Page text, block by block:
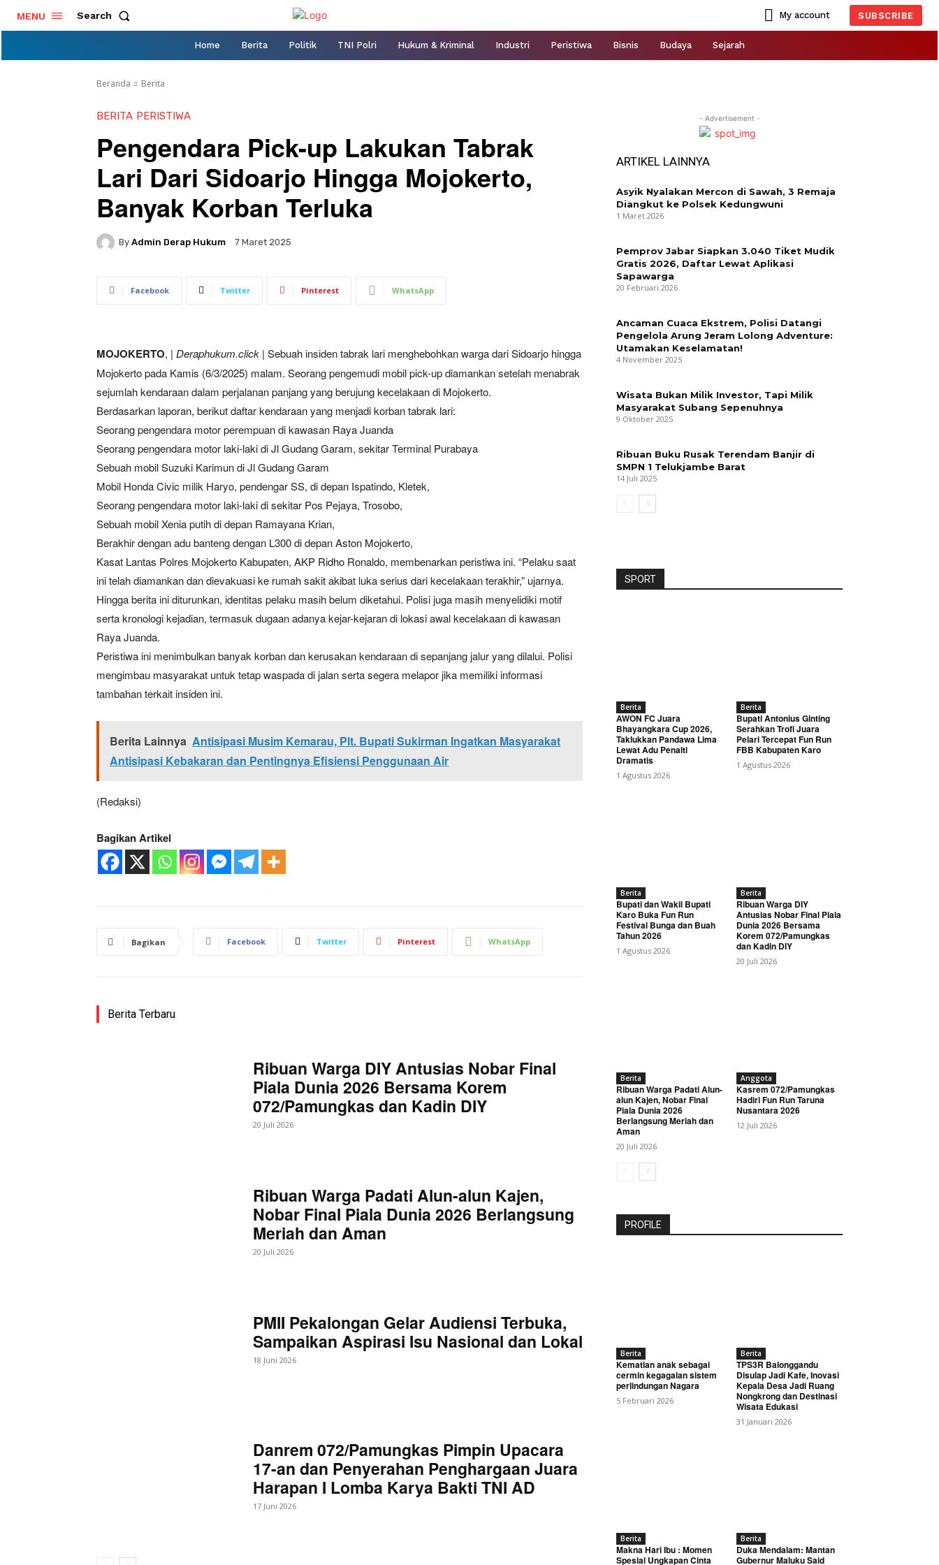
MENU Search My account SUBSCRIBE
Home Berita Politik TNI Polri Hukum & Kriminal Industri Peristiwa Bisnis Budaya Sejarah
Beranda Berita
BERITA PERISTIWA
Pengendara Pick-up Lakukan Tabrak
Lari Dari Sidoarjo Hingga Mojokerto,
Banyak Korban Terluka
By Admin Derap Hukum 7 Maret 2025
Facebook Twitter Pinterest WhatsApp
MOJOKERTO, | Deraphukum.click | Sebuah insiden tabrak lari menghebohkan warga dari Sidoarjo hingga
Mojokerto pada Kamis (6/3/2025) malam. Seorang pengemudi mobil pick-up diamankan setelah menabrak
sejumlah kendaraan dalam perjalanan panjang yang berujung kecelakaan di Mojokerto.
Berdasarkan laporan, berikut daftar kendaraan yang menjadi korban tabrak lari:
Seorang pengendara motor perempuan di kawasan Raya Juanda
Seorang pengendara motor laki-laki di Jl Gudang Garam, sekitar Terminal Purabaya
Sebuah mobil Suzuki Karimun di Jl Gudang Garam
Mobil Honda Civic milik Haryo, pendengar SS, di depan Ispatindo, Kletek,
Seorang pengendara motor laki-laki di sekitar Pos Pejaya, Trosobo,
Sebuah mobil Xenia putih di depan Ramayana Krian,
Berakhir dengan adu banteng dengan L300 di depan Aston Mojokerto,
Kasat Lantas Polres Mojokerto Kabupaten, AKP Ridho Ronaldo, membenarkan peristiwa ini. “Pelaku saat
ini telah diamankan dan dievakuasi ke rumah sakit akibat luka serius dari kecelakaan terakhir,” ujarnya.
Hingga berita ini diturunkan, identitas pelaku masih belum diketahui. Polisi juga masih menyelidiki motif
serta kronologi kejadian, termasuk dugaan adanya kejar-kejaran di lokasi awal kecelakaan di kawasan
Raya Juanda.
Peristiwa ini menimbulkan banyak korban dan kerusakan kendaraan di sepanjang jalur yang dilalui. Polisi
mengimbau masyarakat untuk tetap waspada di jalan serta segera melapor jika memiliki informasi
tambahan terkait insiden ini.
Berita Lainnya Antisipasi Musim Kemarau, Plt. Bupati Sukirman Ingatkan Masyarakat
Antisipasi Kebakaran dan Pentingnya Efisiensi Penggunaan Air
(Redaksi)
Bagikan Artikel
Bagikan Facebook Twitter Pinterest WhatsApp
Berita Terbaru
Ribuan Warga DIY Antusias Nobar Final
Piala Dunia 2026 Bersama Korem
072/Pamungkas dan Kadin DIY
20 Juli 2026
Ribuan Warga Padati Alun-alun Kajen,
Nobar Final Piala Dunia 2026 Berlangsung
Meriah dan Aman
20 Juli 2026
PMII Pekalongan Gelar Audiensi Terbuka,
Sampaikan Aspirasi Isu Nasional dan Lokal
18 Juni 2026
Danrem 072/Pamungkas Pimpin Upacara
17-an dan Penyerahan Penghargaan Juara
Harapan I Lomba Karya Bakti TNI AD
17 Juni 2026
- Advertisement -
ARTIKEL LAINNYA
Asyik Nyalakan Mercon di Sawah, 3 Remaja
Diangkut ke Polsek Kedungwuni
1 Maret 2026
Pemprov Jabar Siapkan 3.040 Tiket Mudik
Gratis 2026, Daftar Lewat Aplikasi
Sapawarga
20 Februari 2026
Ancaman Cuaca Ekstrem, Polisi Datangi
Pengelola Arung Jeram Lolong Adventure:
Utamakan Keselamatan!
4 November 2025
Wisata Bukan Milik Investor, Tapi Milik
Masyarakat Subang Sepenuhnya
9 Oktober 2025
Ribuan Buku Rusak Terendam Banjir di
SMPN 1 Telukjambe Barat
14 Juli 2025
SPORT
Berita
AWON FC Juara
Bhayangkara Cup 2026,
Taklukkan Pandawa Lima
Lewat Adu Penalti
Dramatis
1 Agustus 2026
Berita
Bupati Antonius Ginting
Serahkan Trofi Juara
Pelari Tercepat Fun Run
FBB Kabupaten Karo
1 Agustus 2026
Berita
Bupati dan Wakil Bupati
Karo Buka Fun Run
Festival Bunga dan Buah
Tahun 2026
1 Agustus 2026
Berita
Ribuan Warga DIY
Antusias Nobar Final Piala
Dunia 2026 Bersama
Korem 072/Pamungkas
dan Kadin DIY
20 Juli 2026
Berita
Ribuan Warga Padati Alun-
alun Kajen, Nobar Final
Piala Dunia 2026
Berlangsung Meriah dan
Aman
20 Juli 2026
Anggota
Kasrem 072/Pamungkas
Hadiri Fun Run Taruna
Nusantara 2026
12 Juli 2026
PROFILE
Berita
Kematian anak sebagai
cermin kegagalan sistem
perlindungan Nagara
5 Februari 2026
Berita
TPS3R Balonggandu
Disulap Jadi Kafe, Inovasi
Kepala Desa Jadi Ruang
Nongkrong dan Destinasi
Wisata Edukasi
31 Januari 2026
Berita
Makna Hari Ibu : Momen
Spesial Ungkapan Cinta
Berita
Duka Mendalam: Mantan
Gubernur Maluku Said